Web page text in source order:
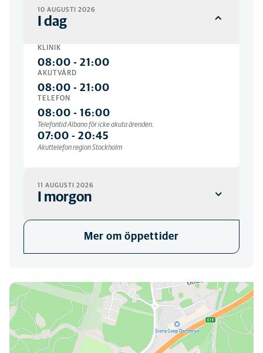
10 AUGUSTI 2026
I dag
KLINIK
08:00 - 21:00
AKUTVÅRD
08:00 - 21:00
TELEFON
08:00 - 16:00
Telefontid Albano för icke akuta ärenden.
07:00 - 20:45
Akuttelefon region Stockholm
11 AUGUSTI 2026
I morgon
21:00
08:00-16:00
Telefontid Albano för icke akuta ärenden.
07:00- 20:45
Akuttelefon region Stockholm
Mer om öppettider
Här hittar du oss